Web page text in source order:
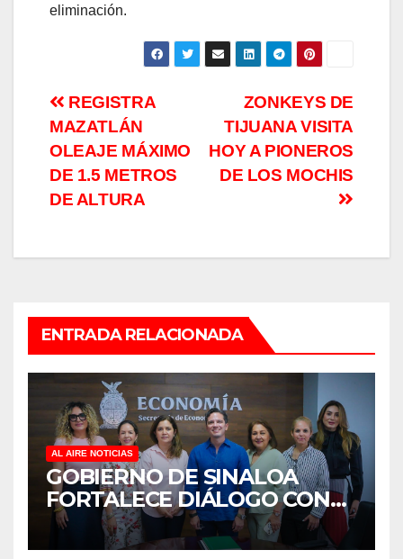
eliminación.
Navegación
de
entradas
ZONKEYS DE
TIJUANA VISITA
HOY A PIONEROS
DE LOS MOCHIS
REGISTRA
MAZATLÁN
OLEAJE MÁXIMO
DE 1.5 METROS
DE ALTURA
ENTRADA RELACIONADA
AL AIRE NOTICIAS
GOBIERNO DE SINALOA
FORTALECE DIÁLOGO CON
MUJERES EMPRESARIAS DE
CULIACÁN